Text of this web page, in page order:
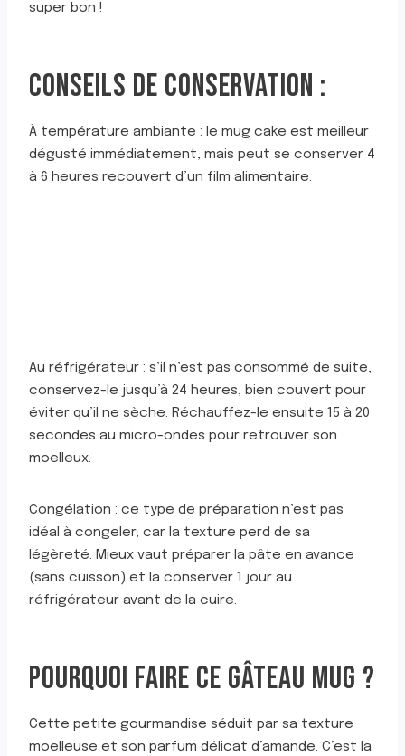
super bon !
CONSEILS DE CONSERVATION :
À température ambiante : le mug cake est meilleur
dégusté immédiatement, mais peut se conserver 4
à 6 heures recouvert d’un film alimentaire.
Au réfrigérateur : s’il n’est pas consommé de suite,
conservez-le jusqu’à 24 heures, bien couvert pour
éviter qu’il ne sèche. Réchauffez-le ensuite 15 à 20
secondes au micro-ondes pour retrouver son
moelleux.
Congélation : ce type de préparation n’est pas
idéal à congeler, car la texture perd de sa
légèreté. Mieux vaut préparer la pâte en avance
(sans cuisson) et la conserver 1 jour au
réfrigérateur avant de la cuire.
POURQUOI FAIRE CE GÂTEAU MUG ?
Cette petite gourmandise séduit par sa texture
moelleuse et son parfum délicat d’amande. C’est la